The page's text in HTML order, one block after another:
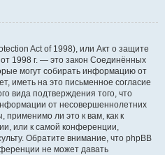
Act of 1998), или Акт о защите
1998 г. — это закон Соединённых
могут собирать информацию от
иметь на это письменное согласие
вида подтверждения того, что
от несовершеннолетних
ли это к вам, как к
или к самой конференции,
Обратите внимание, что phpBB
не может давать